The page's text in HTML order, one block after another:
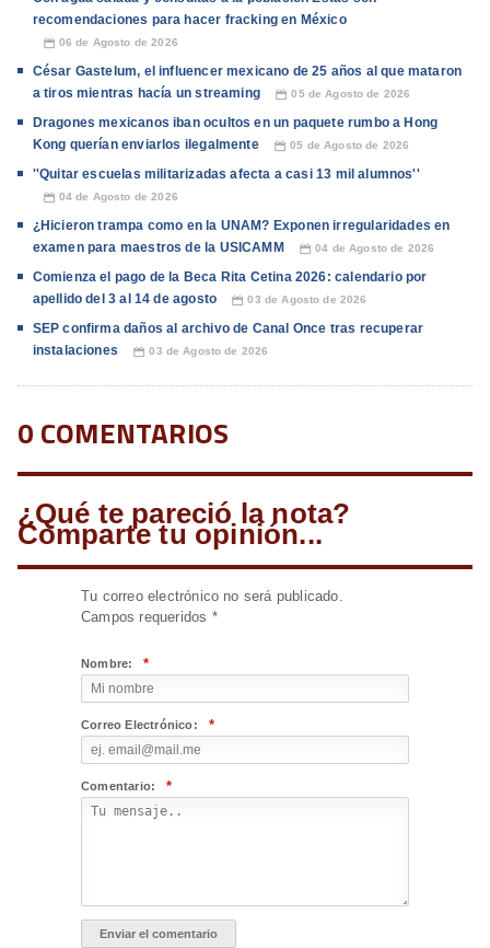
recomendaciones para hacer fracking en México
📅 06 de Agosto de 2026
César Gastelum, el influencer mexicano de 25 años al que mataron
a tiros mientras hacía un streaming
📅 05 de Agosto de 2026
Dragones mexicanos iban ocultos en un paquete rumbo a Hong
Kong querían enviarlos ilegalmente
📅 05 de Agosto de 2026
''Quitar escuelas militarizadas afecta a casi 13 mil alumnos''
📅 04 de Agosto de 2026
¿Hicieron trampa como en la UNAM? Exponen irregularidades en
examen para maestros de la USICAMM
📅 04 de Agosto de 2026
Comienza el pago de la Beca Rita Cetina 2026: calendario por
apellido del 3 al 14 de agosto
📅 03 de Agosto de 2026
SEP confirma daños al archivo de Canal Once tras recuperar
instalaciones
📅 03 de Agosto de 2026
0 COMENTARIOS
¿Qué te pareció la nota?
Comparte tu opinión...
Tu correo electrónico no será publicado.
Campos requeridos *
Nombre: *
Correo Electrónico: *
Comentario: *